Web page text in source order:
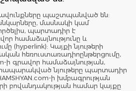
պաշտպանված են:
մասնակի կամ
պարտադիր է
համաձայնությունը և
(hyperlink): Կայքի նյութերի
հեռուստառադիոընթերցումը,
ի գրավոր համաձայնության,
նյութերը պարտադիր
ի խմբագրության
բովանդակության համար կայքը